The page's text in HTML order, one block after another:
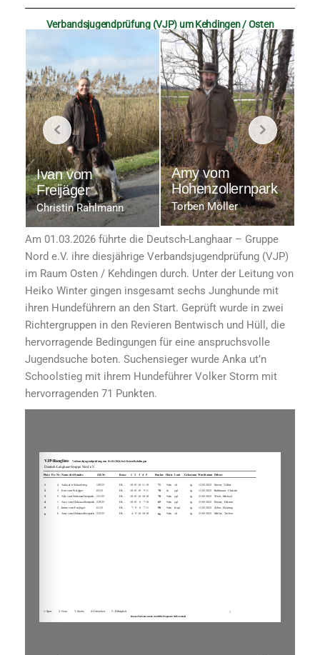
Verbandsjugendprüfung (VJP) um Kehdingen / Osten
Ivan vom
Freijäger
Christin Rahlmann
Amy vom
Hohenzollernpark
Torben Möller
Am 01.03.2026 führte die Deutsch-Langhaar – Gruppe
Nord e.V. ihre diesjährige Verbandsjugendprüfung (VJP)
im Raum Osten / Kehdingen durch. Unter der Leitung von
Heiko Winter gingen insgesamt sechs Junghunde mit
ihren Hundeführern an den Start. Geprüft wurde in zwei
Richtergruppen in den Revieren Bentwisch und Hüll, die
hervorragende Bedingungen für eine anspruchsvolle
Jugendsuche boten. Suchensieger wurde Anka ut’n
Schoolstieg mit ihrem Hundeführer Volker Storm mit
hervorragenden 71 Punkten.